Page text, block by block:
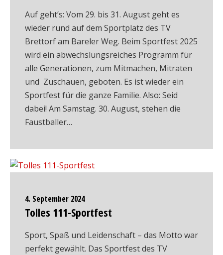
Auf geht’s: Vom 29. bis 31. August geht es
wieder rund auf dem Sportplatz des TV
Brettorf am Bareler Weg. Beim Sportfest 2025
wird ein abwechslungsreiches Programm für
alle Generationen, zum Mitmachen, Mitraten
und Zuschauen, geboten. Es ist wieder ein
Sportfest für die ganze Familie. Also: Seid
dabei! Am Samstag. 30. August, stehen die
Faustballer…
4. September 2024
Tolles 111-Sportfest
Sport, Spaß und Leidenschaft – das Motto war
perfekt gewählt. Das Sportfest des TV